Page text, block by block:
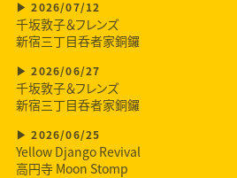
2026/07/12
千坂敦子＆フレンズ
新宿三丁目呑者家銅鑼
2026/06/27
千坂敦子＆フレンズ
新宿三丁目呑者家銅鑼
2026/06/25
Yellow Django Revival
高円寺 Moon Stomp